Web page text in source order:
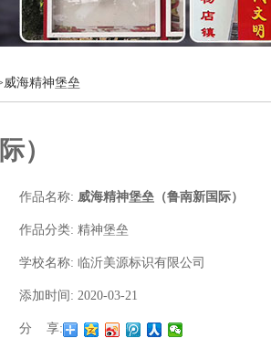
威海精神堡垒
）
作品名称: 威海精神堡垒（鲁南新国际）
作品分类: 精神堡垒
学校名称: 临沂美源标识有限公司
添加时间: 2020-03-21
分 享: